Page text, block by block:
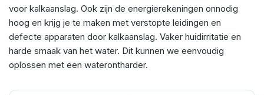
voor kalkaanslag. Ook zijn de energierekeningen onnodig
hoog en krijg je te maken met verstopte leidingen en
defecte apparaten door kalkaanslag. Vaker huidirritatie en
harde smaak van het water. Dit kunnen we eenvoudig
oplossen met een waterontharder.